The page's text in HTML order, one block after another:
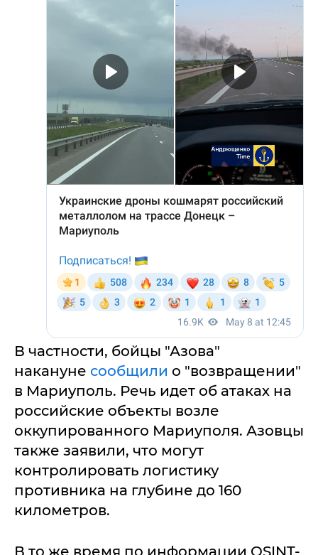
В частности, бойцы "Азова"
накануне сообщили о "возвращении"
в Мариуполь. Речь идет об атаках на
российские объекты возле
оккупированного Мариуполя. Азовцы
также заявили, что могут
контролировать логистику
противника на глубине до 160
километров.
В то же время по информации OSINT-